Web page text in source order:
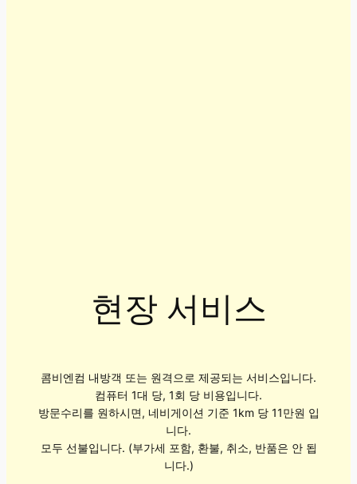
현장 서비스
콤비엔컴 내방객 또는 원격으로 제공되는 서비스입니다.
컴퓨터 1대 당, 1회 당 비용입니다.
방문수리를 원하시면, 네비게이션 기준 1km 당 11만원 입
니다.
모두 선불입니다. (부가세 포함, 환불, 취소, 반품은 안 됩
니다.)